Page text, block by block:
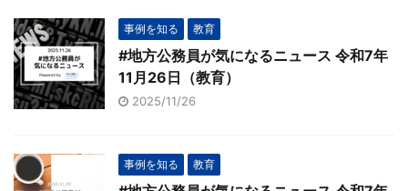
事例を知る 教育
#地方公務員が気になるニュース 令和7年
11月26日（教育）
2025/11/26
事例を知る 教育